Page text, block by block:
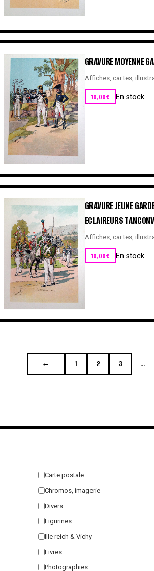
GRAVURE MOYENNE
Affiches, cartes,
10,00€ En stock
GRAVURE JEUNE
ECLAIREURS
Affiches, cartes,
10,00€ En stock
← 1 2 3 …
Carte postale
Chromos, imagerie
Divers
Figurines
IIIe reich & Vichy
Livres
Photographies